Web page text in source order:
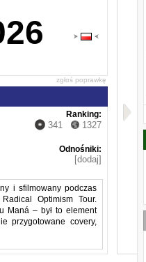
zgłoś poprawkę
Ranking:
341 1327
Odnośniki:
[dodaj]
i sfilmowany podczas
Optimism Tour.
Maná – był to element
przygotowane covery,